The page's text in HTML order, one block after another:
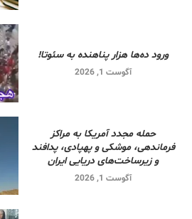
ورود ده‌ها هزار پناهنده به سئوتا!
آگوست 1, 2026
حمله مجدد آمریکا به مراکز
فرماندهی، موشکی و پهپادی، پدافند
و زیرساخت‌های دریایی ایران
آگوست 1, 2026